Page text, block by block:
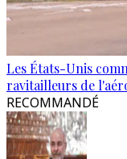
Les États-Unis
ravitailleurs de
RECOMMANDÉ